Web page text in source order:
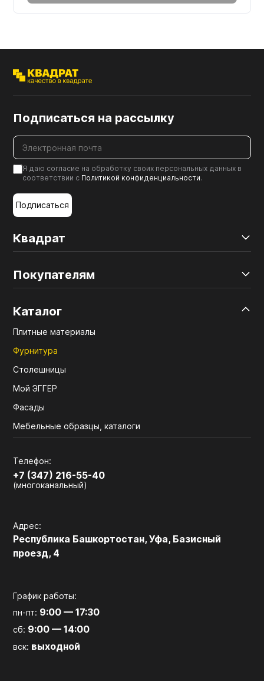
Квадрат
Покупателям
Каталог
Плитные материалы
Фурнитура
Столешницы
Мой ЭГГЕР
Фасады
Мебельные образцы, каталоги
Телефон:
+7 (347) 216-55-40
(многоканальный)
Адрес:
Республика Башкортостан, Уфа, Базисный
проезд, 4
График работы:
пн-пт: 9:00 — 17:30
сб: 9:00 — 14:00
вск: выходной
Подписаться на рассылку
Я даю согласие на обработку своих персональных данных в
соответствии с Политикой конфиденциальности.
Подписаться